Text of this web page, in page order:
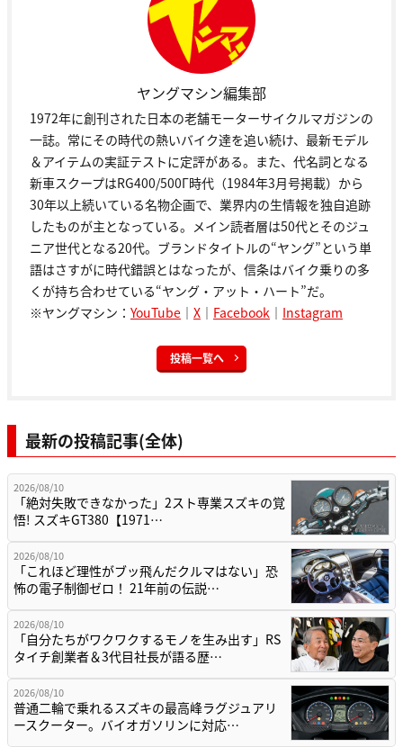
ヤングマシン編集部
1972年に創刊された日本の老舗モーターサイクルマガジンの
一誌。常にその時代の熱いバイク達を追い続け、最新モデル
＆アイテムの実証テストに定評がある。また、代名詞となる
新車スクープはRG400/500Γ時代（1984年3月号掲載）から
30年以上続いている名物企画で、業界内の生情報を独自追跡
したものが主となっている。メイン読者層は50代とそのジュ
ニア世代となる20代。ブランドタイトルの“ヤング”という単
語はさすがに時代錯誤とはなったが、信条はバイク乗りの多
くが持ち合わせている“ヤング・アット・ハート”だ。
※ヤングマシン： YouTube ｜ X ｜ Facebook ｜ Instagram
投稿一覧へ
最新の投稿記事(全体)
2026/08/10
「絶対失敗できなかった」2スト専業スズキの覚
悟! スズキGT380【1971…
2026/08/10
「これほど理性がブッ飛んだクルマはない」恐
怖の電子制御ゼロ！ 21年前の伝説…
2026/08/10
「自分たちがワクワクするモノを生み出す」RS
タイチ創業者＆3代目社長が語る歴…
2026/08/10
普通二輪で乗れるスズキの最高峰ラグジュアリ
ースクーター。バイオガソリンに対応…